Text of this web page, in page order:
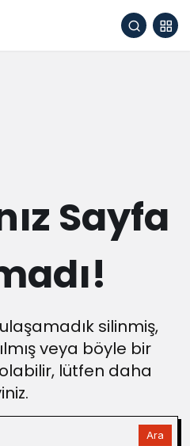
Sayfa
silinmiş,
veya böyle bir
lütfen daha